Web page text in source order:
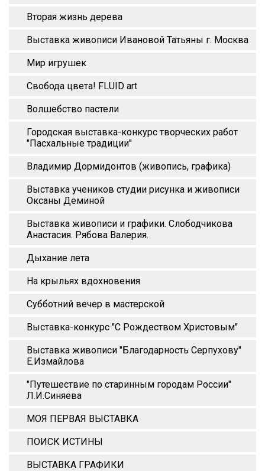
Вторая жизнь дерева
Выставка живописи Ивановой Татьяны г. Москва
Мир игрушек
Свобода цвета! FLUID art
Волшебство пастели
Городская выставка-конкурс творческих работ
"Пасхальные традиции"
Владимир Дормидонтов (живопись, графика)
Выставка учеников студии рисунка и живописи
Оксаны Деминой
Выставка живописи и графики. Слободчикова
Анастасия. Рябова Валерия.
Дыхание лета
На крыльях вдохновения
Субботний вечер в мастерской
Выставка-конкурс "С Рождеством Христовым"
Выставка живописи "Благодарность Серпухову"
Е.Измайлова
"Путешествие по старинным городам России"
Л.И.Синяева
МОЯ ПЕРВАЯ ВЫСТАВКА
ПОИСК ИСТИНЫ
ВЫСТАВКА ГРАФИКИ